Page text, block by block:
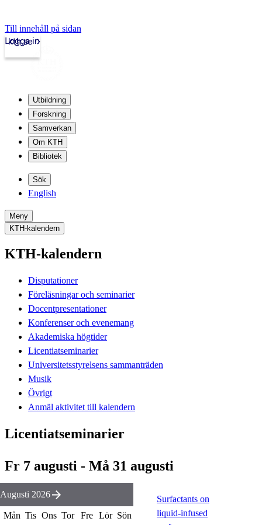
Till innehåll på sidan
kth.se
Logga in
Utbildning
Forskning
Samverkan
Om KTH
Bibliotek
Sök
English
Meny
KTH-kalendern
KTH-kalendern
Disputationer
Föreläsningar och seminarier
Docentpresentationer
Konferenser och evenemang
Akademiska högtider
Licentiatseminarier
Universitetsstyrelsens sammanträden
Musik
Övrigt
Anmäl aktivitet till kalendern
Licentiatseminarier
Fr 7 augusti - Må 31 augusti
Surfactants on
liquid-infused
Augusti 2026
Mån Tis Ons Tor Fre Lör Sön